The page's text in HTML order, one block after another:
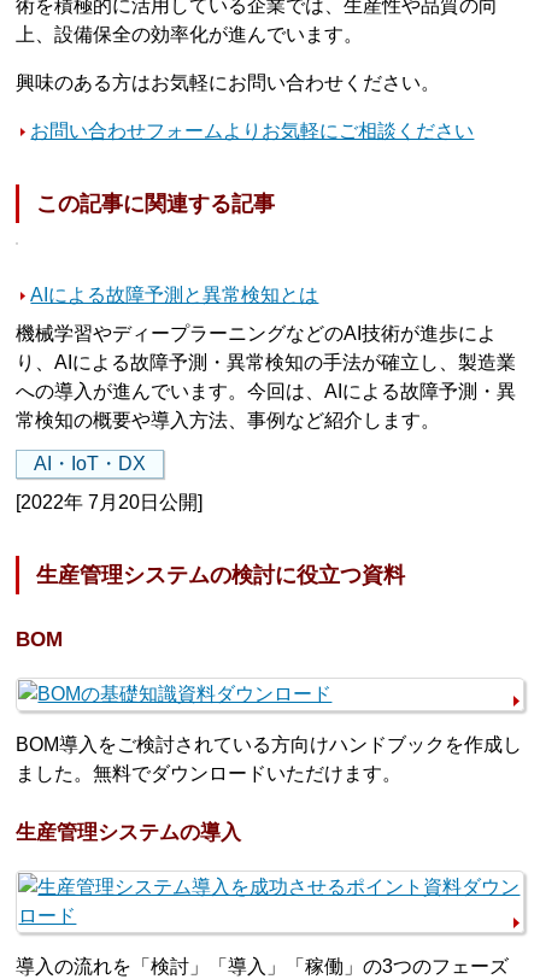
術を積極的に活用している企業では、生産性や品質の向
上、設備保全の効率化が進んでいます。
興味のある方はお気軽にお問い合わせください。
お問い合わせフォームよりお気軽にご相談ください
この記事に関連する記事
AIによる故障予測と異常検知とは
機械学習やディープラーニングなどのAI技術が進歩によ
り、AIによる故障予測・異常検知の手法が確立し、製造業
への導入が進んでいます。今回は、AIによる故障予測・異
常検知の概要や導入方法、事例など紹介します。
AI・IoT・DX
[2022年 7月20日公開]
生産管理システムの検討に役立つ資料
BOM
BOM導入をご検討されている方向けハンドブックを作成し
ました。無料でダウンロードいただけます。
生産管理システムの導入
導入の流れを「検討」「導入」「稼働」の3つのフェーズ